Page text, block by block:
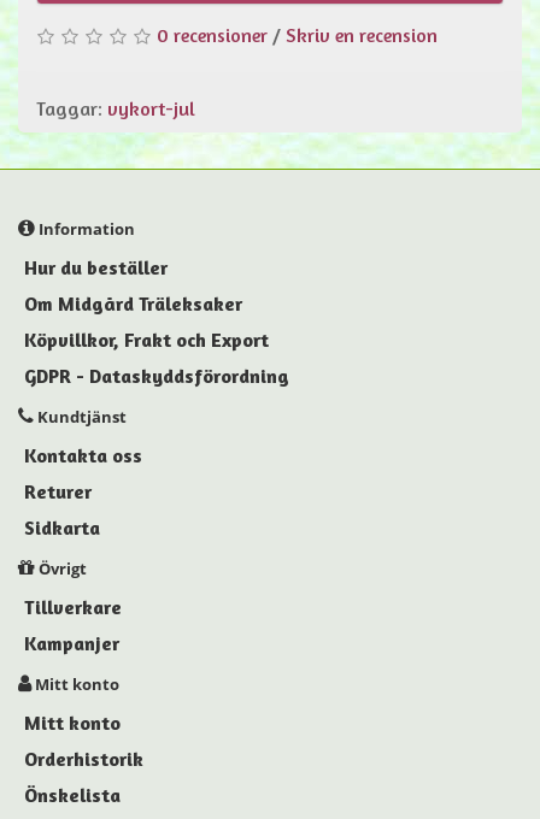
0 recensioner / Skriv en recension
Taggar: vykort-jul
Information
Hur du beställer
Om Midgård Träleksaker
Köpvillkor, Frakt och Export
GDPR - Dataskyddsförordning
Kundtjänst
Kontakta oss
Returer
Sidkarta
Övrigt
Tillverkare
Kampanjer
Mitt konto
Mitt konto
Orderhistorik
Önskelista